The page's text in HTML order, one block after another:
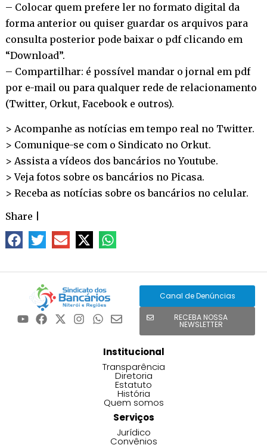
– Colocar quem prefere ler no formato digital da
forma anterior ou quiser guardar os arquivos para
consulta posterior pode baixar o pdf clicando em
“Download”.
– Compartilhar: é possível mandar o jornal em pdf
por e-mail ou para qualquer rede de relacionamento
(Twitter, Orkut, Facebook e outros).
> Acompanhe as notícias em tempo real no Twitter.
> Comunique-se com o Sindicato no Orkut.
> Assista a vídeos dos bancários noYoutube.
> Veja fotos sobre os bancários no Picasa.
> Receba as notícias sobre os bancários no celular.
Share
Canal de Denúncias
RECEBA NOSSA
NEWSLETTER
Institucional
Transparência
Diretoria
Estatuto
História
Quem somos
Serviços
Jurídico
Convênios